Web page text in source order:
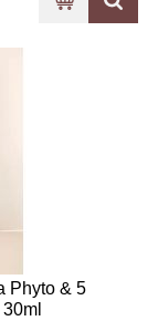
Phyto & 5